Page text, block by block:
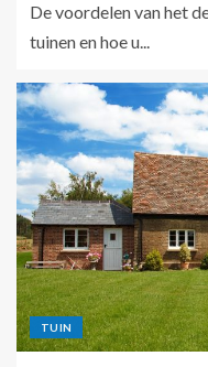
De voordelen van het
tuinen en hoe u...
TUIN